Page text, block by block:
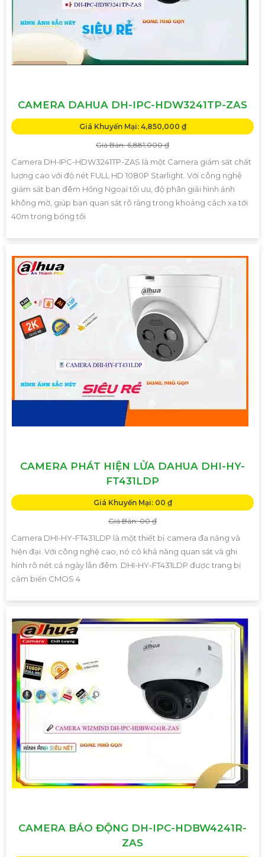
CAMERA DAHUA DH-IPC-HDW3241TP-ZAS
Giá Khuyến Mại: 4,850,000 ₫
Giá Bán: 6,881,000 ₫
Camera DH-IPC-HDW3241TP-ZAS là một Camera giám sát chất
lượng cao với độ nét FULL HD 1080P Starlight. Với công nghệ
giám sát ban đêm Hồng Ngoại tối ưu, độ phân giải hình ảnh
không mờ, giúp bạn quan sát rõ ràng trong khoảng cách xa tới
40m trong bóng tối
CAMERA PHÁT HIỆN LỬA DAHUA DHI-HY-
FT431LDP
Giá Khuyến Mại: 00 ₫
Giá Bán: 00 ₫
Camera DHI-HY-FT431LDP là một thiết bị camera đa năng và
hiện đại. Với công nghệ cao, nó có khả năng quan sát và ghi
hình rõ nét cả ngày lẫn đêm. DHI-HY-FT431LDP được trang bị
cảm biến CMOS 4
CAMERA BÁO ĐỘNG DH-IPC-HDBW4241R-
ZAS